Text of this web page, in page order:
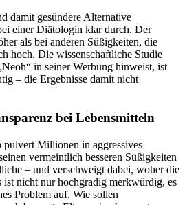
damit gesündere Alternative
einer Diätologin klar durch. Der
als bei anderen Süßigkeiten, die
hoch. Die wissenschaftliche Studie
in seiner Werbung hinweist, ist
– die Ergebnisse damit nicht
bei Lebensmitteln
pulvert Millionen in aggressives
vermeintlich besseren Süßigkeiten
– und verschweigt dabei, woher die
ist nicht nur hochgradig merkwürdig, es
Problem auf. Wie sollen